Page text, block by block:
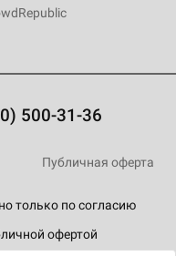
500-31-36
только по согласию
офертой
Публичная оферта